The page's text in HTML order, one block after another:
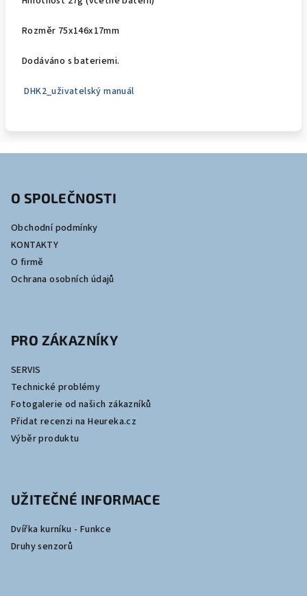
Rozměr 75x146x17mm
Dodáváno s bateriemi.
DHK2_uživatelský manuál
O SPOLEČNOSTI
Obchodní podmínky
KONTAKTY
O firmě
Ochrana osobních údajů
PRO ZÁKAZNÍKY
SERVIS
Technické problémy
Fotogalerie od našich zákazníků
Přidat recenzi na Heureka.cz
Výběr produktu
UŽITEČNÉ INFORMACE
Dvířka kurníku - Funkce
Druhy senzorů